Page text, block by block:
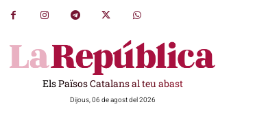
Els Països Catalans al teu abast
Dijous, 06 de agost del 2026